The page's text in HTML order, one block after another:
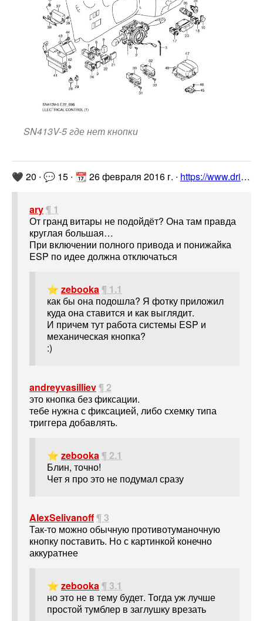
SN413V-5 где нет кнопки
🖤 20 ∙ 💬 15 ∙ 📆 26 февраля 2016 г. ∙ https://www.drive2.ru/l/9078701/
ary¶ 1
От гранд витары не подойдёт? Она там правда
круглая большая…
При включении полного привода и понижайка
ESP по идее должна отключаться
⭐ zebooka¶ 1.1
как бы она подошла? Я фотку приложил
куда она ставится и как выглядит.
И причем тут работа системы ESP и
механическая кнопка?
:)
andreyvasilliev¶ 2
это кнопка без фиксации.
тебе нужна с фиксацией, либо схемку типа
триггера добавлять.
⭐ zebooka¶ 2.1
Блин, точно!
Чет я про это не подумал сразу
AlexSelivanoff¶ 3
Так-то можно обычную противотуманочную
кнопку поставить. Но с картинкой конечно
аккуратнее
⭐ zebooka¶ 3.1
но это не в тему будет. Тогда уж лучше
простой тумблер в заглушку врезать